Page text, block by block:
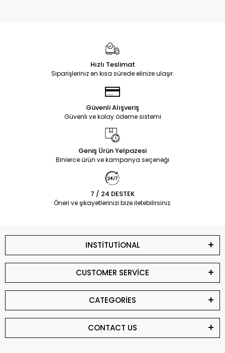
Hızlı Teslimat
Siparişleriniz en kısa sürede elinize ulaşır.
Güvenli Alışveriş
Güvenli ve kolay ödeme sistemi
Geniş Ürün Yelpazesi
Binlerce ürün ve kampanya seçeneği
7 / 24 DESTEK
Öneri ve şikayetlerinizi bize iletebilirsiniz.
INSTİTUTİONAL
CUSTOMER SERVİCE
CATEGORİES
CONTACT US